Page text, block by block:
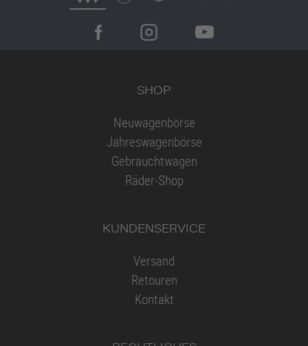
SHOP
Neuwagenbörse
Jahreswagenbörse
Gebrauchtwagen
Räder-Shop
KUNDENSERVICE
Versand
Retouren
Kontakt